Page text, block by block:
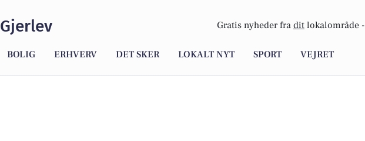
Gjerlev Gratis nyheder fra dit lokalområde -
BOLIG ERHVERV DET SKER LOKALT NYT SPORT VEJRET